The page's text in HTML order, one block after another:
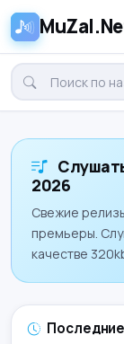
2026
Свежие
премьеры.
качестве